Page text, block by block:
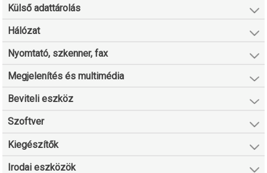
Külső adattárolás
Hálózat
Nyomtató, szkenner, fax
Megjelenítés és multimédia
Beviteli eszköz
Szoftver
Kiegészítők
Irodai eszközök